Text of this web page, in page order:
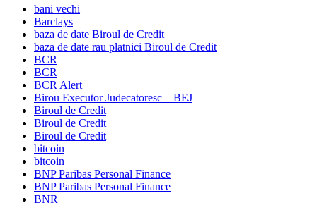
bani vechi
Barclays
baza de date Biroul de Credit
baza de date rau platnici Biroul de Credit
BCR
BCR
BCR Alert
Birou Executor Judecatoresc – BEJ
Biroul de Credit
Biroul de Credit
Biroul de Credit
bitcoin
bitcoin
BNP Paribas Personal Finance
BNP Paribas Personal Finance
BNR